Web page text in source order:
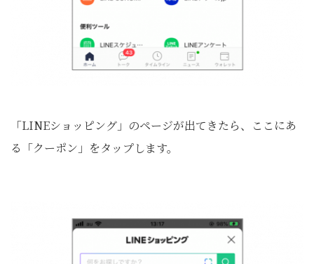
「LINEショッピング」のページが出てきたら、ここにあ
る「クーポン」をタップします。